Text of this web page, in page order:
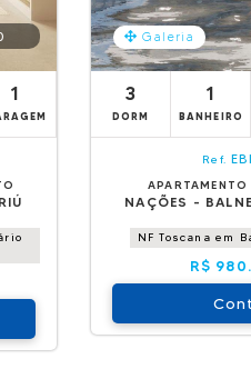
1
Galeria
3
DORM
1
BANHEIRO
Ref.
NAÇÕES -
NF Toscana em
R$